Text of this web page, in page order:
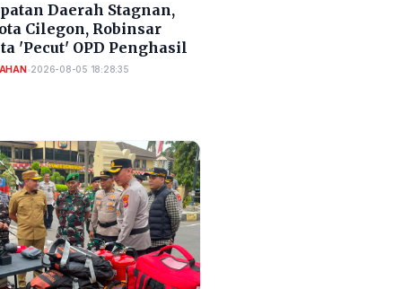
Daerah Stagnan,
Cilegon, Robinsar
'Pecut' OPD Penghasil
•2026-08-05 18:28:35